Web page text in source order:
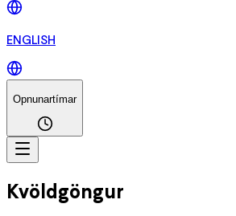
ENGLISH
Opnunartímar
Kvöldgöngur